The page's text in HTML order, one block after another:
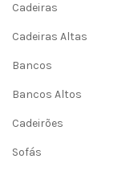
Cadeiras
Cadeiras Altas
Bancos
Bancos Altos
Cadeirões
Sofás